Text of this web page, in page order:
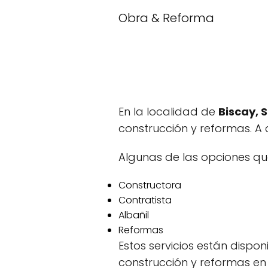
Obra & Reforma
En la localidad de Biscay,
construcción y reformas. A
Algunas de las opciones
Constructora
Contratista
Albañil
Reformas
Estos servicios están
construcción y reformas